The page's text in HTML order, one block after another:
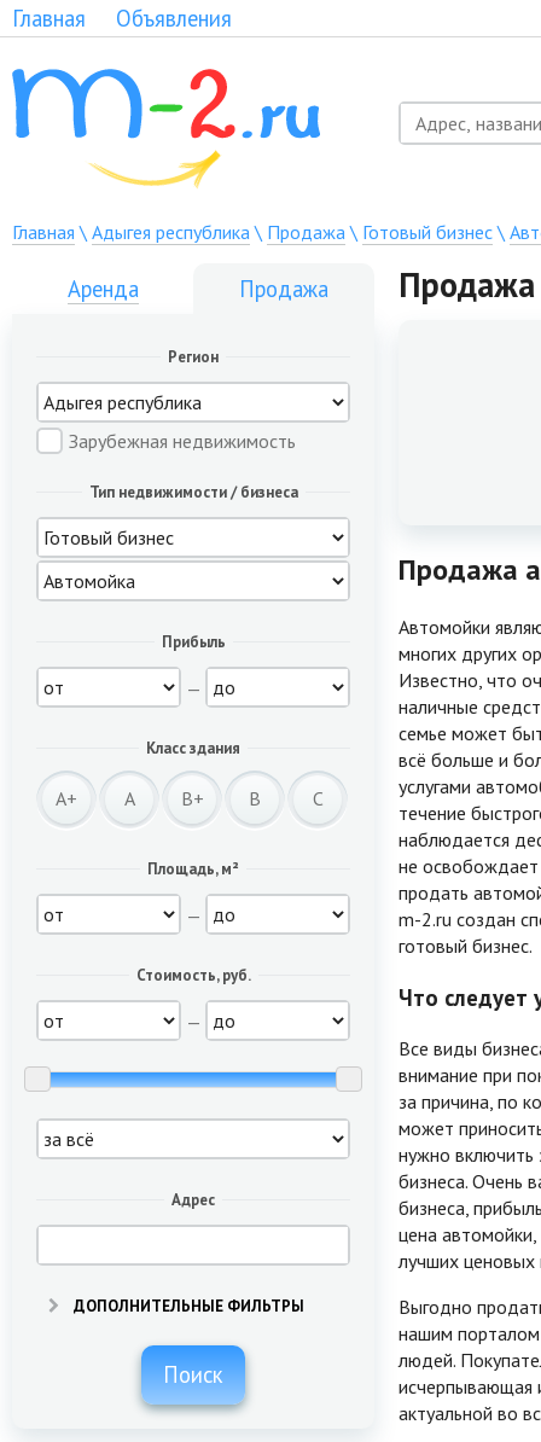
Главная Объявления
Главная \ Адыгея республика\ Продажа\ Готовый бизнес\
Аренда Продажа
Регион
Зарубежная недвижимость
Тип недвижимости / бизнеса
Прибыль
—
Класс здания
A+ A B+ B C
Площадь, м²
—
Стоимость, руб.
—
Адрес
ДОПОЛНИТЕЛЬНЫЕ ФИЛЬТРЫ
Поиск
Продажа
Продажа
Автомойки
многих других
Известно, что
наличные
семье может
всё больше и
услугами
течение
наблюдается
не освобождает
продать
m-2.ru создан
готовый бизнес.
Что следует
Все виды
внимание при
за причина, по
может
нужно включить
бизнеса. Очень
бизнеса,
цена
лучших
Выгодно
нашим порталом
людей.
исчерпывающая
актуальной во